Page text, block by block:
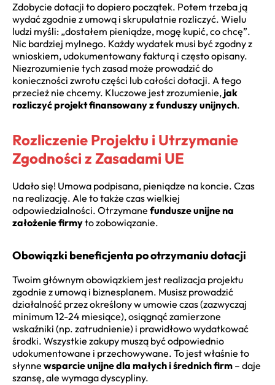
Zdobycie dotacji to dopiero początek. Potem trzeba ją
wydać zgodnie z umową i skrupulatnie rozliczyć. Wielu
ludzi myśli: „dostałem pieniądze, mogę kupić, co chcę”.
Nic bardziej mylnego. Każdy wydatek musi być zgodny z
wnioskiem, udokumentowany fakturą i często opisany.
Niezrozumienie tych zasad może prowadzić do
konieczności zwrotu części lub całości dotacji. A tego
przecież nie chcemy. Kluczowe jest zrozumienie, jak
rozliczyć projekt finansowany z funduszy unijnych.
Rozliczenie Projektu i Utrzymanie
Zgodności z Zasadami UE
Udało się! Umowa podpisana, pieniądze na koncie. Czas
na realizację. Ale to także czas wielkiej
odpowiedzialności. Otrzymane fundusze unijne na
założenie firmyto zobowiązanie.
Obowiązki beneficjenta po otrzymaniu dotacji
Twoim głównym obowiązkiem jest realizacja projektu
zgodnie z umową i biznesplanem. Musisz prowadzić
działalność przez określony w umowie czas (zazwyczaj
minimum 12-24 miesiące), osiągnąć zamierzone
wskaźniki (np. zatrudnienie) i prawidłowo wydatkować
środki. Wszystkie zakupy muszą być odpowiednio
udokumentowane i przechowywane. To jest właśnie to
słynne wsparcie unijne dla małych i średnich firm – daje
szansę, ale wymaga dyscypliny.